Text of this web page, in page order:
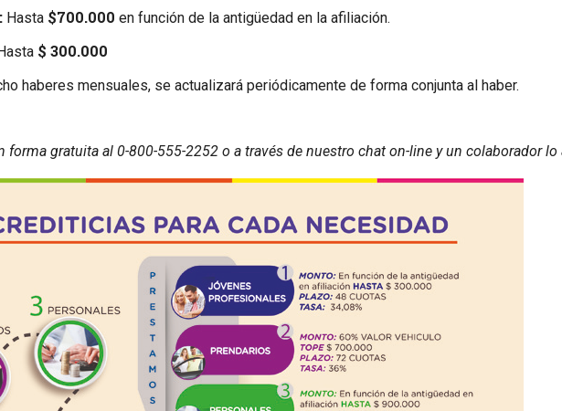
Hasta $700.000 en función de la antigüedad en la afiliación.
$ 300.000
haberes mensuales, se actualizará periódicamente de forma conjunta al haber.
gratuita al 0-800-555-2252 o a través de nuestro chat on-line y un colaborador lo